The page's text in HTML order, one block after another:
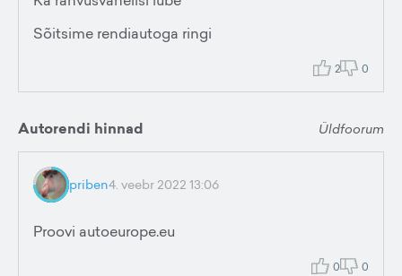
Sõitsime rendiautoga ringi
2 0
Autorendi hinnad Üldfoorum
priben4. veebr 2022 13:06
Proovi autoeurope.eu
0 0